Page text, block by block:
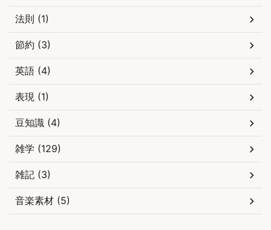
法則 (1)
節約 (3)
英語 (4)
表現 (1)
豆知識 (4)
雑学 (129)
雑記 (3)
音楽素材 (5)